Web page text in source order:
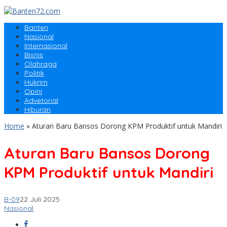
Banten
Nasional
Internasional
Bisnis
Olahraga
Politik
Hukrim
Opini
Advetorial
Hiburan
Home » Aturan Baru Bansos Dorong KPM Produktif untuk Mandiri
Aturan Baru Bansos Dorong
KPM Produktif untuk Mandiri
B-0922 Juli 2025
Nasional